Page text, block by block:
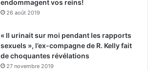
endommagent vos reins!
26 août 2019
« Il urinait sur moi pendant les rapports
sexuels », l’ex-compagne de R. Kelly fait
de choquantes révélations
27 novembre 2019